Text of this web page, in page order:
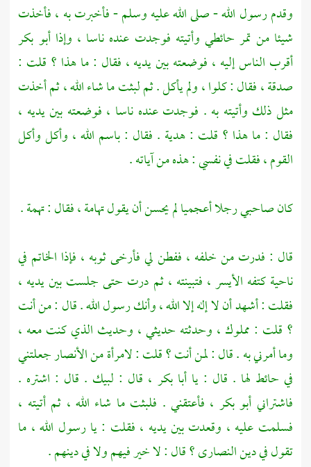
وقدم رسول الله - صلى الله عليه وسلم - فأخبرت به ، فأخذت
شيئا من تمر حائطي وأتيته فوجدت عنده ناسا ، وإذاأبو بكر
أقرب الناس إليه ، فوضعته بين يديه ، فقال : ما هذا ؟ قلت :
صدقة ، فقال : كلوا ، ولم يأكل . ثم لبثت ما شاء الله ، ثم أخذت
مثل ذلك وأتيته به . فوجدت عنده ناسا ، فوضعته بين يديه ،
فقال : ما هذا ؟ قلت : هدية . فقال : باسم الله ، وأكل وأكل
القوم ، فقلت في نفسي : هذه من آياته .
كان صاحبي رجلا أعجميا لم يحسن أن يقولتهامة، فقال : تهمة .
قال : فدرت من خلفه ، ففطن لي فأرخى ثوبه ، فإذا الخاتم في
ناحية كتفه الأيسر ، فتبينته ، ثم درت حتى جلست بين يديه ،
فقلت : أشهد أن لا إله إلا الله ، وأنك رسول الله . قال : من أنت
؟ قلت : مملوك ، وحدثته حديثي ، وحديث الذي كنت معه ،
وما أمرني به . قال : لمن أنت ؟ قلت : لامرأة منالأنصارجعلتني
في حائط لها . قال : ياأبا بكر ، قال : لبيك . قال : اشتره .
فاشتراني أبو بكر ، فأعتقني . فلبثت ما شاء الله ، ثم أتيته ،
فسلمت عليه ، وقعدت بين يديه ، فقلت : يا رسول الله ، ما
تقول في دينالنصارى؟ قال : لا خير فيهم ولا في دينهم .